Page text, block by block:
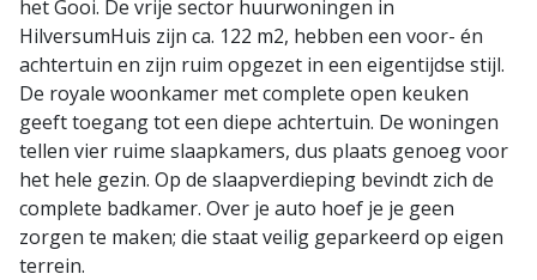
het Gooi. De vrije sector huurwoningen in
HilversumHuis zijn ca. 122 m2, hebben een voor- én
achtertuin en zijn ruim opgezet in een eigentijdse stijl.
De royale woonkamer met complete open keuken
geeft toegang tot een diepe achtertuin. De woningen
tellen vier ruime slaapkamers, dus plaats genoeg voor
het hele gezin. Op de slaapverdieping bevindt zich de
complete badkamer. Over je auto hoef je je geen
zorgen te maken; die staat veilig geparkeerd op eigen
terrein.